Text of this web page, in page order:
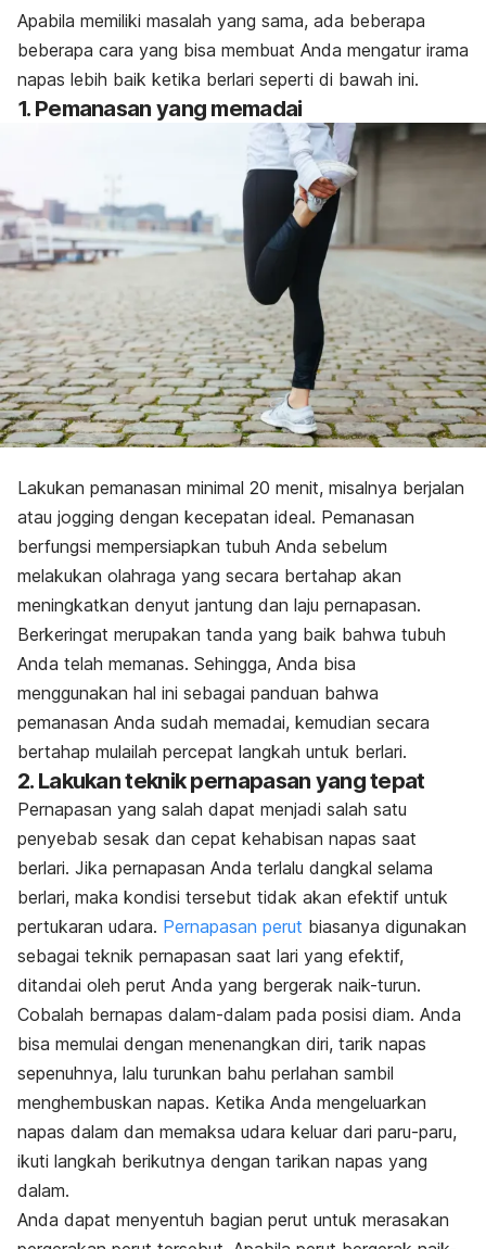
Apabila memiliki masalah yang sama, ada beberapa
beberapa cara yang bisa membuat Anda mengatur irama
napas lebih baik ketika berlari seperti di bawah ini.
1. Pemanasan yang memadai
Lakukan pemanasan minimal 20 menit, misalnya berjalan
atau jogging dengan kecepatan ideal. Pemanasan
berfungsi mempersiapkan tubuh Anda sebelum
melakukan olahraga yang secara bertahap akan
meningkatkan denyut jantung dan laju pernapasan.
Berkeringat merupakan tanda yang baik bahwa tubuh
Anda telah memanas. Sehingga, Anda bisa
menggunakan hal ini sebagai panduan bahwa
pemanasan Anda sudah memadai, kemudian secara
bertahap mulailah percepat langkah untuk berlari.
2. Lakukan teknik pernapasan yang tepat
Pernapasan yang salah dapat menjadi salah satu
penyebab sesak dan cepat kehabisan napas saat
berlari. Jika pernapasan Anda terlalu dangkal selama
berlari, maka kondisi tersebut tidak akan efektif untuk
pertukaran udara. Pernapasan perut biasanya digunakan
sebagai teknik pernapasan saat lari yang efektif,
ditandai oleh perut Anda yang bergerak naik-turun.
Cobalah bernapas dalam-dalam pada posisi diam. Anda
bisa memulai dengan menenangkan diri, tarik napas
sepenuhnya, lalu turunkan bahu perlahan sambil
menghembuskan napas. Ketika Anda mengeluarkan
napas dalam dan memaksa udara keluar dari paru-paru,
ikuti langkah berikutnya dengan tarikan napas yang
dalam.
Anda dapat menyentuh bagian perut untuk merasakan